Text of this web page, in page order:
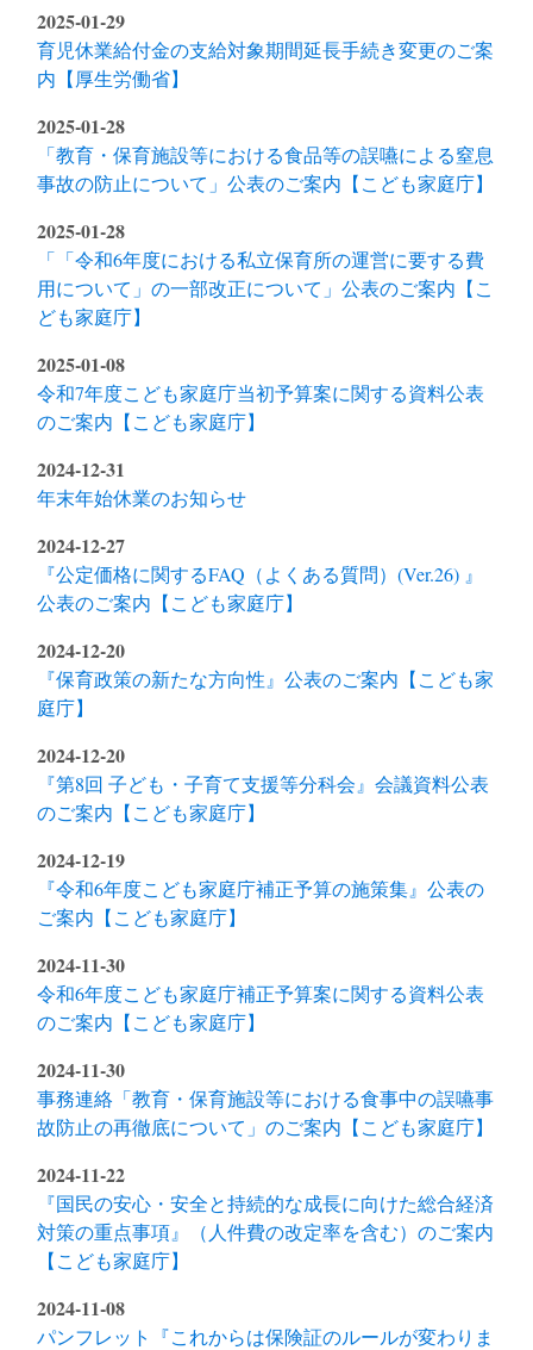
2025-01-29
育児休業給付金の支給対象期間延長手続き変更のご案
内【厚生労働省】
2025-01-28
「教育・保育施設等における食品等の誤嚥による窒息
事故の防止について」公表のご案内【こども家庭庁】
2025-01-28
「「令和6年度における私立保育所の運営に要する費
用について」の一部改正について」公表のご案内【こ
ども家庭庁】
2025-01-08
令和7年度こども家庭庁当初予算案に関する資料公表
のご案内【こども家庭庁】
2024-12-31
年末年始休業のお知らせ
2024-12-27
『公定価格に関するFAQ（よくある質問）(Ver.26) 』
公表のご案内【こども家庭庁】
2024-12-20
『保育政策の新たな方向性』公表のご案内【こども家
庭庁】
2024-12-20
『第8回 子ども・子育て支援等分科会』会議資料公表
のご案内【こども家庭庁】
2024-12-19
『令和6年度こども家庭庁補正予算の施策集』公表の
ご案内【こども家庭庁】
2024-11-30
令和6年度こども家庭庁補正予算案に関する資料公表
のご案内【こども家庭庁】
2024-11-30
事務連絡「教育・保育施設等における食事中の誤嚥事
故防止の再徹底について」のご案内【こども家庭庁】
2024-11-22
『国民の安心・安全と持続的な成長に向けた総合経済
対策の重点事項』（人件費の改定率を含む）のご案内
【こども家庭庁】
2024-11-08
パンフレット『これからは保険証のルールが変わりま